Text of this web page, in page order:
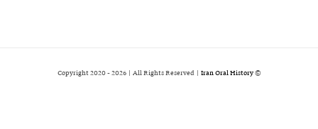
© Copyright 2020 -
2026 | All Rights Reserved | Iran Oral History